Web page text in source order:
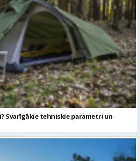
Svarīgākie tehniskie parametri un